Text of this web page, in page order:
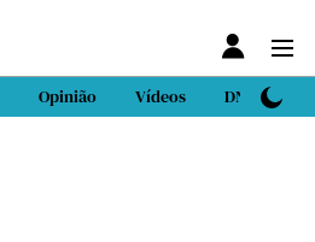
Opinião Vídeos DN Sport